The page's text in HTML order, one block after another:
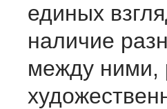
единых
наличие
между ними,